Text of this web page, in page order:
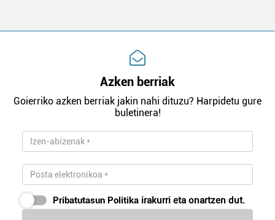
Azken berriak
Goierriko azken berriak jakin nahi dituzu? Harpidetu gure
buletinera!
Pribatutasun Politika irakurri eta onartzen dut.